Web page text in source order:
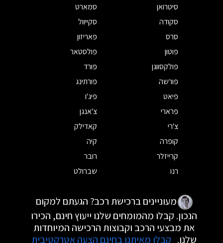
סיטרואן
סמארט
סקודה
סקייוול
סרס
פאריזון
פוטון
פולסטאר
פולקסווגן
פורד
פורשה
פורתינג
פיאט
פיג'ו
פרארי
צ'אנגן
צ'רי
קאדילק
קופרה
קיה
קרייזלר
רובר
רנו
שברולט
מעוניינים ברכישת רכב? הגעתם למקום
הנכון. קבלו מהמומחים שלנו ייעוץ חינם, הכירו
את מבצעי הרכב וקבוצות הרכישה המיוחדות
שלנו. קבלו מאיתנו בחינם הצעה אטרקטיבית